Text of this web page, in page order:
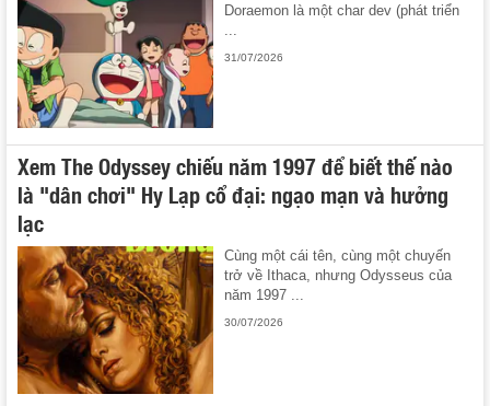
Doraemon là một char dev (phát triển
31/07/2026
Xem The Odyssey chiếu năm 1997 để biết thế nào
là "dân chơi" Hy Lạp cổ đại: ngạo mạn và hưởng
lạc
Cùng một cái tên, cùng một chuyến
trở về Ithaca, nhưng Odysseus của
năm 1997 ...
30/07/2026